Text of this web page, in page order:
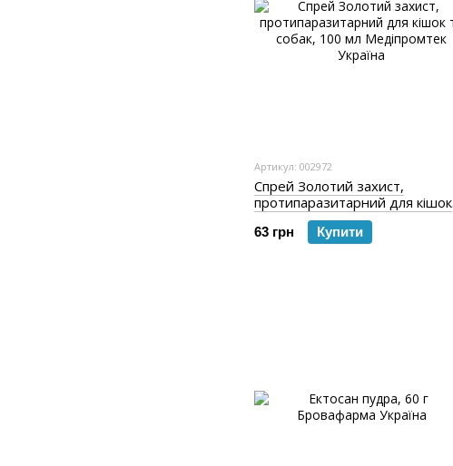
Артикул: 002972
Спрей Золотий захист,
протипаразитарний для кішок
та собак, 100 мл
63 грн Купити